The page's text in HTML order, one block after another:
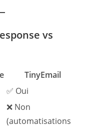
vs
TinyEmail
✅ Oui
❌ Non
(automatisations